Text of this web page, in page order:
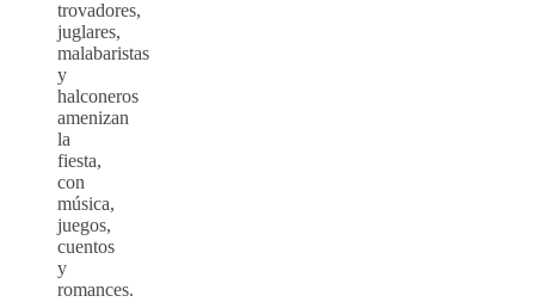
trovadores,
juglares,
malabaristas
y
halconeros
amenizan
la
fiesta,
con
música,
juegos,
cuentos
y
romances.